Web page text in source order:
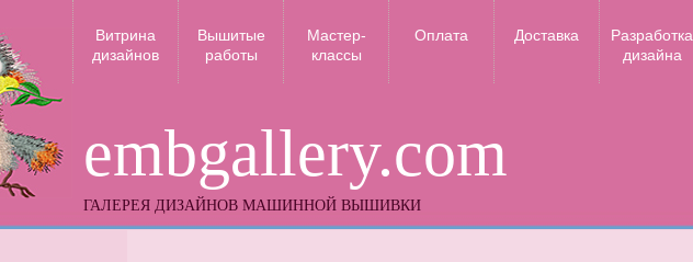
embgallery.com
ГАЛЕРЕЯ ДИЗАЙНОВ МАШИННОЙ ВЫШИВКИ
Витрина
дизайнов
Вышитые
работы
Мастер-
классы
Оплата Доставка
Разработка
дизайна